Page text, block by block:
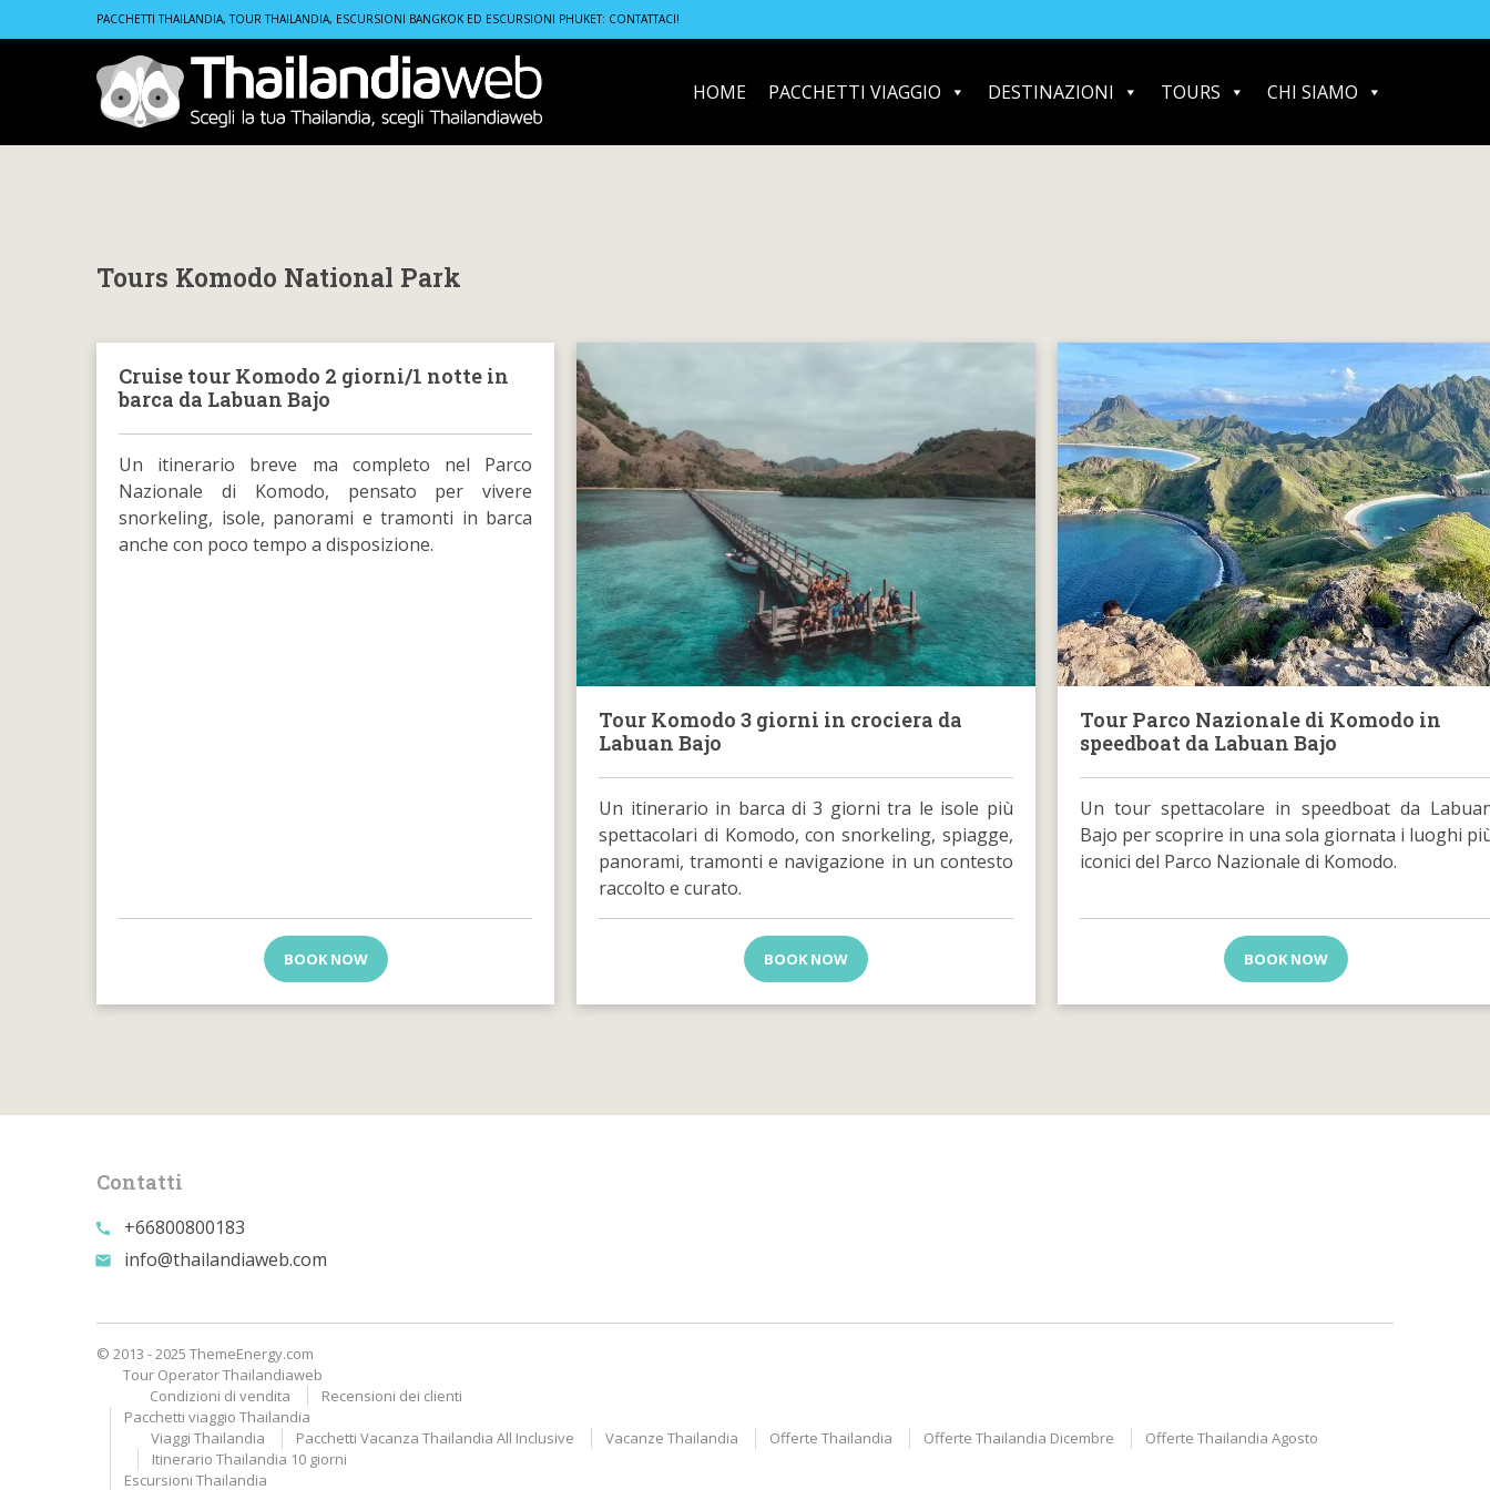
PACCHETTI THAILANDIA, TOUR THAILANDIA, ESCURSIONI BANGKOK ED ESCURSIONI PHUKET: CONTATTACI!
HOME PACCHETTI VIAGGIO DESTINAZIONI TOURS CHI SIAMO
Home Tours Komodo National Park
Tours Komodo National Park
Cruise tour Komodo 2 giorni/1 notte in
barca da Labuan Bajo
Un itinerario breve ma completo nel Parco
Nazionale di Komodo, pensato per vivere
snorkeling, isole, panorami e tramonti in barca
anche con poco tempo a disposizione.
BOOK NOW
Tour Komodo 3 giorni in crociera da
Labuan Bajo
Un itinerario in barca di 3 giorni tra le isole più
spettacolari di Komodo, con snorkeling, spiagge,
panorami, tramonti e navigazione in un contesto
raccolto e curato.
BOOK NOW
Tour Parco Nazionale di Komodo in
speedboat da Labuan Bajo
Un tour spettacolare in speedboat da
Bajo per scoprire in una sola giornata i luoghi
iconici del Parco Nazionale di Komodo.
BOOK NOW
Contatti
call +66800800183
email info@thailandiaweb.com
© 2013 - 2025 ThemeEnergy.com
Tour Operator Thailandiaweb
Condizioni di vendita
Recensioni dei clienti
Pacchetti viaggio Thailandia
Viaggi Thailandia
Pacchetti Vacanza Thailandia All Inclusive Vacanze Thailandia Offerte Thailandia Offerte Thailandia Dicembre
Offerte Thailandia Agosto
Itinerario Thailandia 10 giorni
Escursioni Thailandia